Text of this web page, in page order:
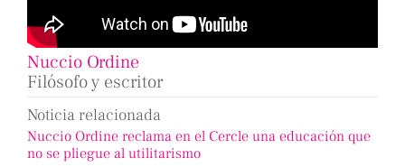
Nuccio Ordine
Filósofo y escritor
Noticia relacionada
Nuccio Ordine reclama en el Cercle una educación que
no se pliegue al utilitarismo